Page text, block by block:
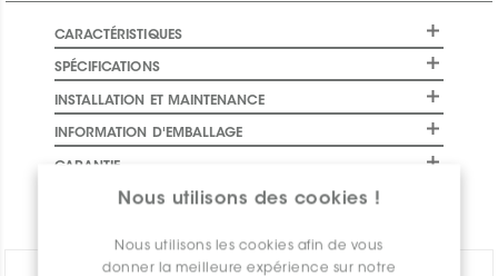
Nous utilisons des cookies !
Nous utilisons les cookies afin de vous
donner la meilleure expérience sur notre
CARACTÉRISTIQUES
SPÉCIFICATIONS
INSTALLATION ET MAINTENANCE
INFORMATION D'EMBALLAGE
GARANTIE
DOCUMENTS
PARTAGER: